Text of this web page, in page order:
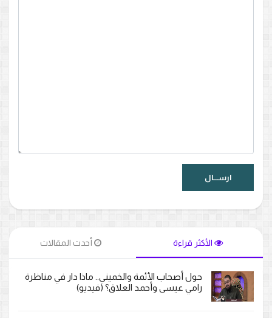
الأكثر قراءة أحدث المقالات
حول أصحاب الأئمة والخميني.. ماذا دار في مناظرة
رامي عيسى وأحمد العلاق؟ (فيديو)